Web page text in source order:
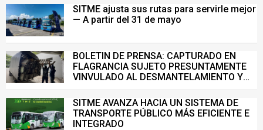
SITME ajusta sus rutas para servirle mejor
— A partir del 31 de mayo
BOLETIN DE PRENSA: CAPTURADO EN
FLAGRANCIA SUJETO PRESUNTAMENTE
VINVULADO AL DESMANTELAMIENTO Y
VENTA ILEGAL DE INFRAESTRUCTURA DEL
SISTEMA DE TRANSPORTE MASIVO
SITME AVANZA HACIA UN SISTEMA DE
TRANSPORTE PÚBLICO MÁS EFICIENTE E
INTEGRADO